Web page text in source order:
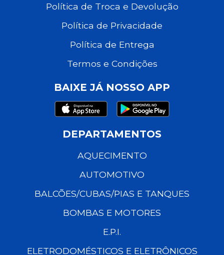
Política de Troca e Devolução
Política de Privacidade
Política de Entrega
Termos e Condições
BAIXE JÁ NOSSO APP
DEPARTAMENTOS
AQUECIMENTO
AUTOMOTIVO
BALCÕES/CUBAS/PIAS E TANQUES
BOMBAS E MOTORES
E.P.I.
ELETRODOMÉSTICOS E ELETRÔNICOS